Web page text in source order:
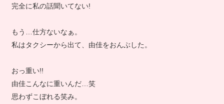
完全に私の話聞いてない!
もう…仕方ないなぁ。
私はタクシーから出て、由佳をおんぶした。
おっ重い!!
由佳こんなに重いんだ…笑
思わずこぼれる笑み。